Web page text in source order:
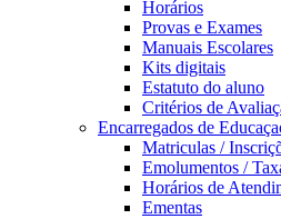
Horários
Provas e Exames
Manuais Escolares
Kits digitais
Estatuto do aluno
Critérios de
Encarregados de
Matriculas /
Emolumentos /
Horários de
Ementas